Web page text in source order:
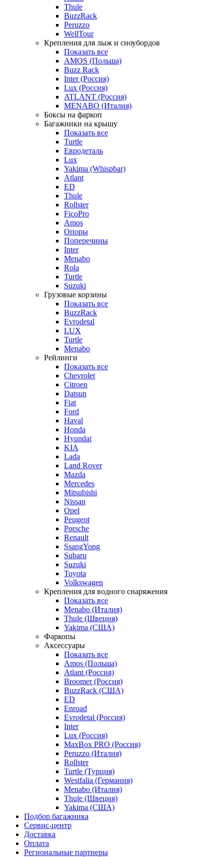
Thule
BuzzRack
Peruzzo
WellTour
Крепления для лыж и сноубордов
Показать все
AMOS (Польша)
Buzz Rack
Inter (Россия)
Lux (Россия)
ATLANT (Россия)
MENABO (Италия)
Боксы на фаркоп
Багажники на крышу
Показать все
Turtle
Евродеталь
Lux
Yakima (Whispbar)
Atlant
ED
Thule
Rollster
FicoPro
Amos
Опоры
Поперечины
Inter
Menabo
Rola
Turtle
Suzuki
Грузовые корзины
Показать все
BuzzRack
Evrodetal
LUX
Turtle
Menabo
Рейлинги
Показать все
Chevrolet
Citroen
Datsun
Fiat
Ford
Haval
Honda
Hyundai
KIA
Lada
Land Rover
Mazda
Mercedes
Mitsubishi
Nissan
Opel
Peugeot
Porsche
Renault
SsangYong
Subaru
Suzuki
Toyota
Volkswagen
Крепления для водного снаряжения
Показать все
Menabo (Италия)
Thule (Швеция)
Yakima (США)
Фаркопы
Аксессуары
Показать все
Amos (Польша)
Atlant (Россия)
Broomer (Россия)
BuzzRack (США)
ED
Enroad
Evrodetal (Россия)
Inter
Lux (Россия)
MaxBox PRO (Россия)
Peruzzo (Италия)
Rollster
Turtle (Турция)
Westfalia (Германия)
Menabo (Италия)
Thule (Швеция)
Yakima (США)
Подбор багажника
Сервис-центр
Доставка
Оплата
Региональные партнеры